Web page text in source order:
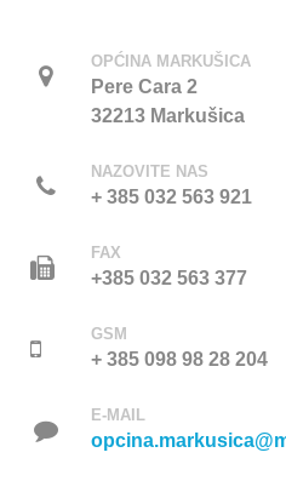
OPĆINA MARKUŠICA
Pere Cara 2
32213 Markušica
NAZOVITE NAS
+ 385 032 563 921
FAX
+385 032 563 377
GSM
+ 385 098 98 28 204
E-MAIL